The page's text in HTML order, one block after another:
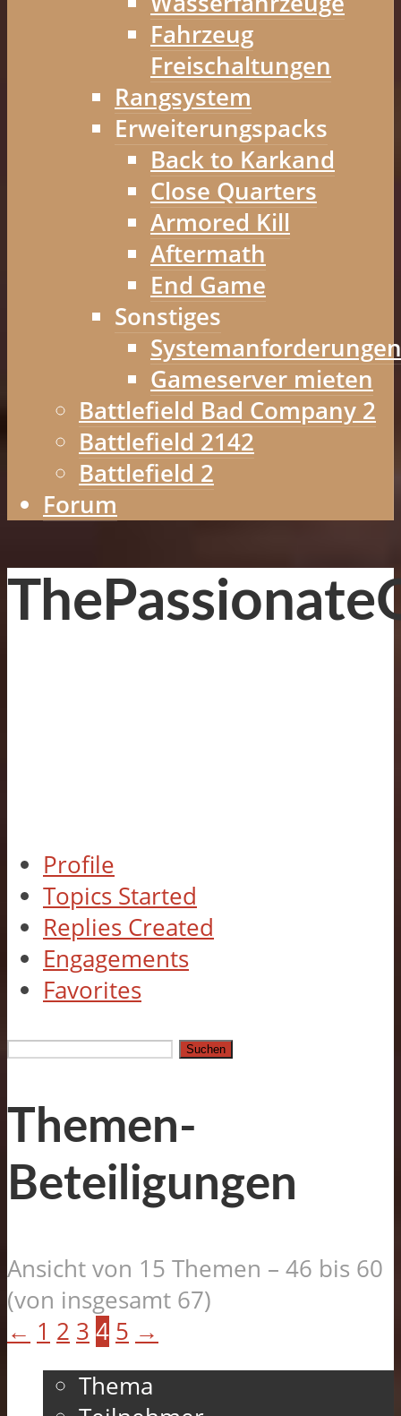
Fahrzeug
Freischaltungen
Rangsystem
Erweiterungspacks
Back to Karkand
Close Quarters
Armored Kill
Aftermath
End Game
Sonstiges
Systemanforderungen
Gameserver mieten
Battlefield Bad Company 2
Battlefield 2142
Battlefield 2
Forum
Profile
Topics Started
Replies Created
Engagements
Favorites
Themen
Themen-
Beteiligungen
Ansicht von 15 Themen – 46 bis 60
(von insgesamt 67)
← 1 2 3 4 5 →
Thema